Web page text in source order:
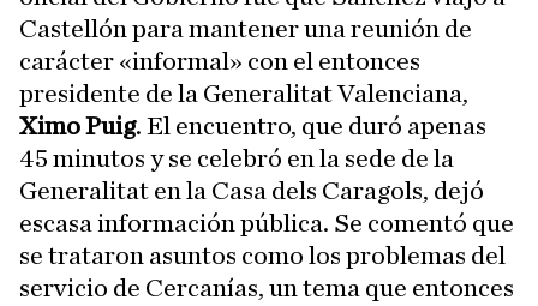
Castellón para mantener una reunión de
carácter «informal» con el entonces
presidente de la Generalitat Valenciana,
Ximo Puig. El encuentro, que duró apenas
45 minutos y se celebró en la sede de la
Generalitat en la Casa dels Caragols, dejó
escasa información pública. Se comentó que
se trataron asuntos como los problemas del
servicio de Cercanías, un tema que entonces